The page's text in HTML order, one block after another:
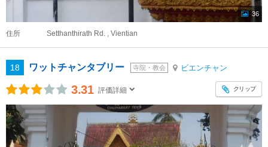
36
住所 Setthanthirath Rd. , Vientian
18 ワットチャンタブリー 寺院・教会 ビエンチャン
3.31 評価詳細 クリップ